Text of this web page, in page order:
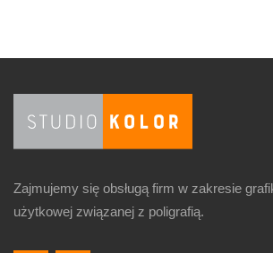
Zajmujemy się obsługą firm w zakresie
użytkowej związanej z poligrafią.